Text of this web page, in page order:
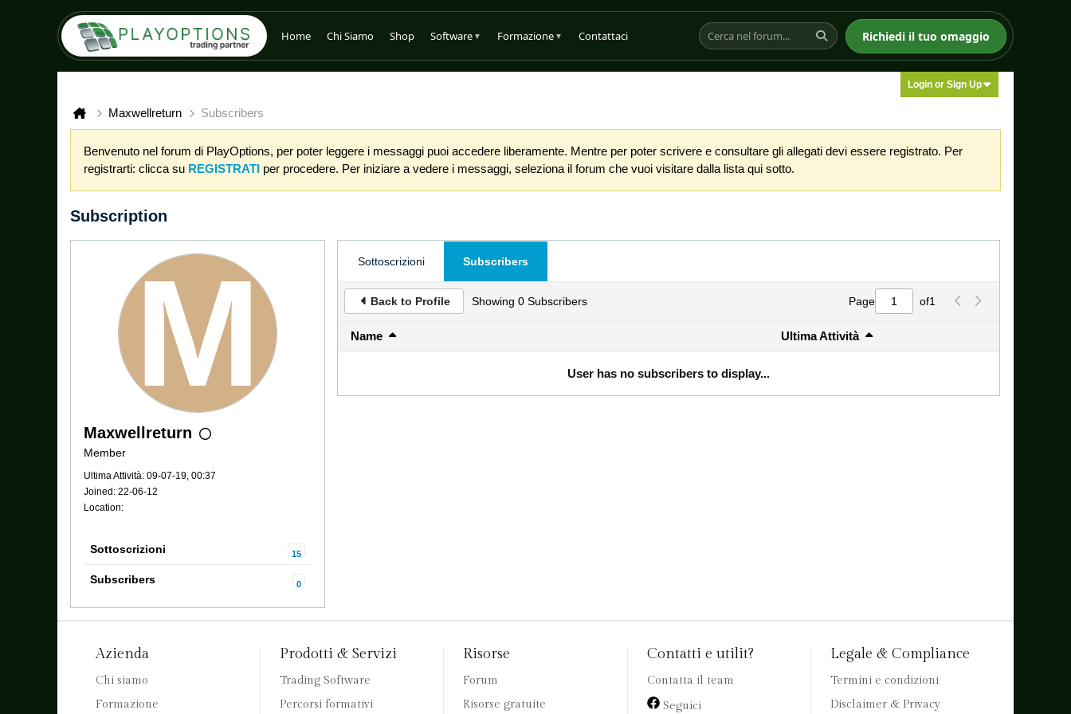
Home Chi Siamo Shop Software ▼ Formazione ▼ Contattaci Richiedi il tuo omaggio
Login or Sign Up
Maxwellreturn Subscribers
Benvenuto nel forum di PlayOptions, per poter leggere i messaggi puoi accedere liberamente. Mentre per poter scrivere e consultare gli allegati devi essere registrato. Per
registrarti: clicca su REGISTRATI per procedere. Per iniziare a vedere i messaggi, seleziona il forum che vuoi visitare dalla lista qui sotto.
Subscription
Maxwellreturn
Member
Ultima Attività: 09-07-19, 00:37
Joined: 22-06-12
Location:
Sottoscrizioni 15
Subscribers 0
Sottoscrizioni Subscribers
Back to Profile Showing 0 Subscribers Page of1
Name Ultima Attività
User has no subscribers to display...
Azienda
Chi siamo
Formazione
Prodotti & Servizi
Trading Software
Percorsi formativi
Risorse
Forum
Risorse gratuite
Contatti e utilit?
Contatta il team
Seguici
Legale & Compliance
Termini e condizioni
Disclaimer & Privacy